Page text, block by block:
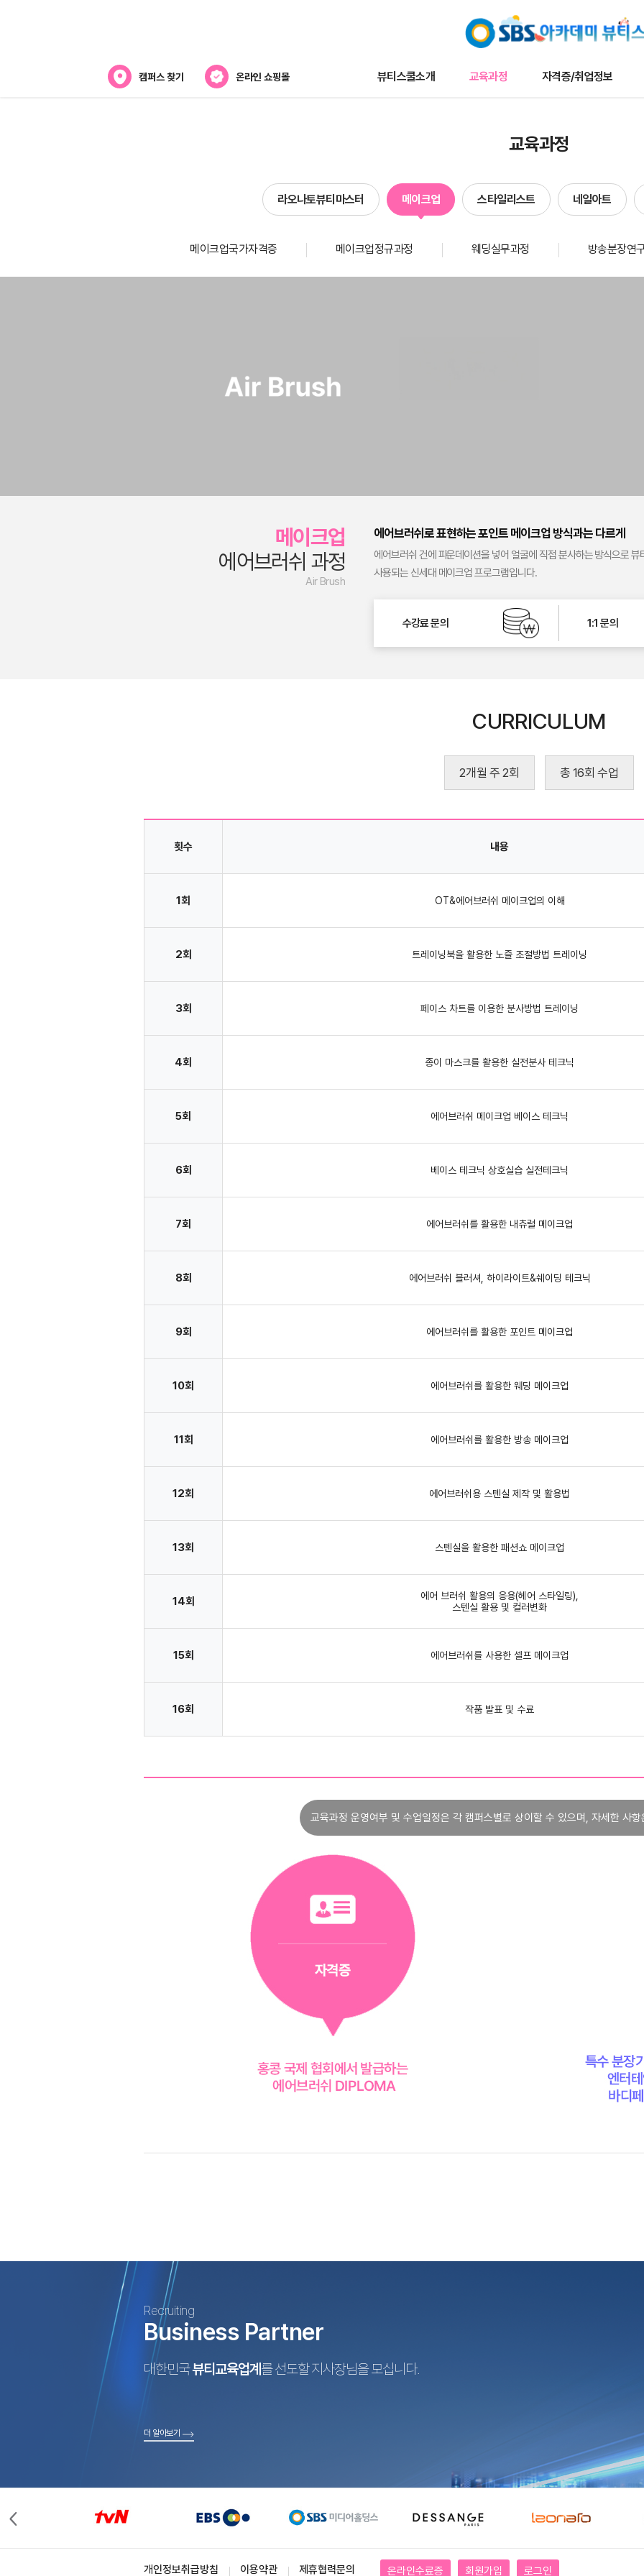
캠퍼스 찾기 온라인 쇼핑몰 뷰티스쿨소개 교육과정 자격증/취업정보
스타일리스트
헤어
에스테틱
채용/취업정보
자료실
이벤트
수강생인
합격자현
교육과정
라오나토뷰티마스터 메이크업
메이크업국가자격증 메이크업정규과정 웨딩실무과정 방송분장연
스타일리스트 네일아트
메이크업
에어브러쉬 과정
Air Brush
에어브러쉬로 표현하는 포인트 메이크업 방식과는 다르게
에어브러쉬 건에 파운데이션을 넣어 얼굴에 직접 분사하는 방식으로
사용되는 신세대 메이크업 프로그램입니다.
수강료 문의 1:1 문의
CURRICULUM
2개월 주 2회 총 16회 수업
횟수 내용
1회 OT&에어브러쉬 메이크업의 이해
2회 트레이닝북을 활용한 노즐 조절방법 트레이닝
3회 페이스 차트를 이용한 분사방법 트레이닝
4회 종이 마스크를 활용한 실전분사 테크닉
5회 에어브러쉬 메이크업 베이스 테크닉
6회 베이스 테크닉 상호실습 실전테크닉
7회 에어브러쉬를 활용한 내츄럴 메이크업
8회 에어브러쉬 블러셔, 하이라이트&쉐이딩 테크닉
9회 에어브러쉬를 활용한 포인트 메이크업
10회 에어브러쉬를 활용한 웨딩 메이크업
11회 에어브러쉬를 활용한 방송 메이크업
12회 에어브러쉬용 스텐실 제작 및 활용법
13회 스텐실을 활용한 패션쇼 메이크업
14회
에어 브러쉬 활용의 응용(헤어 스타일링),
스텐실 활용 및 컬러변화
15회 에어브러쉬를 사용한 셀프 메이크업
16회 작품 발표 및 수료
교육과정 운영여부 및 수업일정은 각 캠퍼스별로 상이할 수 있으며, 자세한 사
Recruiting
Business Partner
대한민국뷰티교육업계 를 선도할 지사장님을 모십니다.
더 알아보기
개인정보취급방침 이용약관 제휴협력문의 온라인수료증 회원가입 로그인